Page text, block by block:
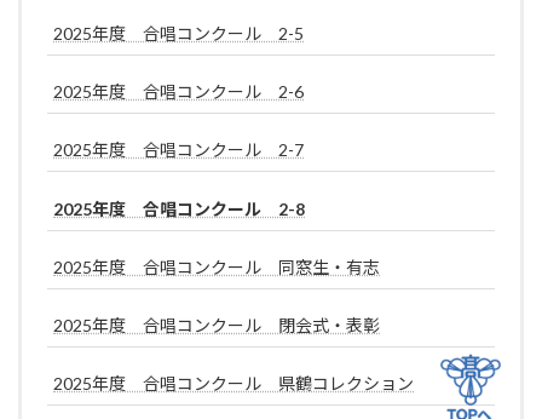
2025年度 合唱コンクール 2-5
2025年度 合唱コンクール 2-6
2025年度 合唱コンクール 2-7
2025年度 合唱コンクール 2-8
2025年度 合唱コンクール 同窓生・有志
2025年度 合唱コンクール 閉会式・表彰
2025年度 合唱コンクール 県鶴コレクション